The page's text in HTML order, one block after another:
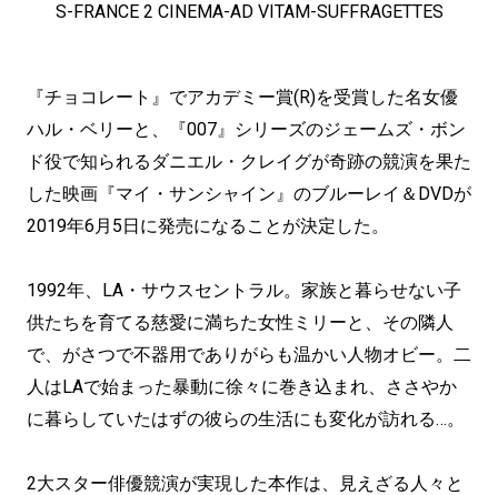
S-FRANCE 2 CINEMA-AD VITAM-SUFFRAGETTES
『チョコレート』でアカデミー賞(R)を受賞した名女優
ハル・ベリーと、『007』シリーズのジェームズ・ボン
ド役で知られるダニエル・クレイグが奇跡の競演を果た
した映画『マイ・サンシャイン』のブルーレイ＆DVDが
2019年6月5日に発売になることが決定した。
1992年、LA・サウスセントラル。家族と暮らせない子
供たちを育てる慈愛に満ちた女性ミリーと、その隣人
で、がさつで不器用でありがらも温かい人物オビー。二
人はLAで始まった暴動に徐々に巻き込まれ、ささやか
に暮らしていたはずの彼らの生活にも変化が訪れる…。
2大スター俳優競演が実現した本作は、見えざる人々と